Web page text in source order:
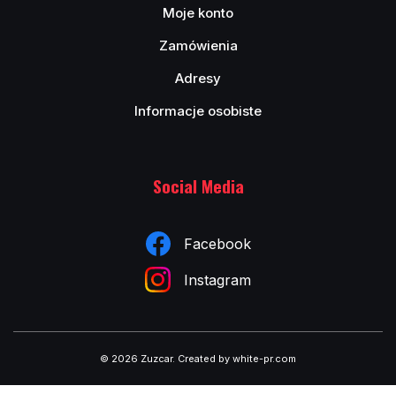
Moje konto
Zamówienia
Adresy
Informacje osobiste
Social Media
Facebook
Instagram
© 2026 Zuzcar. Created by white-pr.com